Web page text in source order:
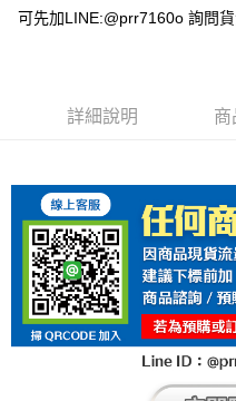
可先加LINE:@prr7160o 詢問
詳細說明 商